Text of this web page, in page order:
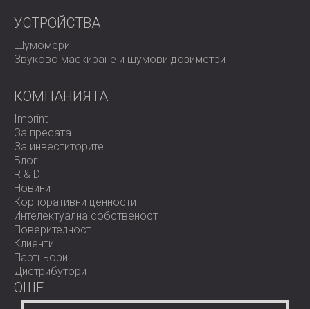
УСТРОЙСТВА
Шумомери
Звуково маскиране и шумови дозиметри
КОМПАНИЯТА
Imprint
За пресата
За инвеститорите
Блог
R & D
Новини
Корпоративни ценности
Интелектуална собственост
Поверителност
Клиенти
Партньори
Дистрибутори
OЩЕ